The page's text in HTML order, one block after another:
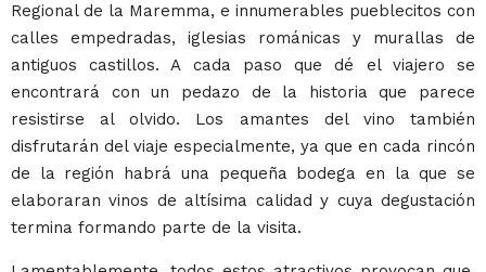
Regional de la Maremma, e innumerables pueblecitos con
calles empedradas, iglesias románicas y murallas de
antiguos castillos. A cada paso que dé el viajero se
encontrará con un pedazo de la historia que parece
resistirse al olvido. Los amantes del vino también
disfrutarán del viaje especialmente, ya que en cada rincón
de la región habrá una pequeña bodega en la que se
elaboraran vinos de altísima calidad y cuya degustación
termina formando parte de la visita.